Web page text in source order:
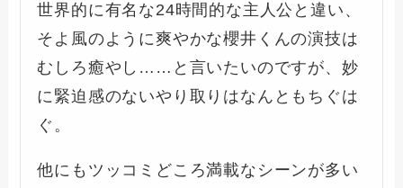
世界的に有名な24時間的な主人公と違い、
そよ風のように爽やかな櫻井くんの演技は
むしろ癒やし……と言いたいのですが、妙
に緊迫感のないやり取りはなんともちぐは
ぐ。
他にもツッコミどころ満載なシーンが多い